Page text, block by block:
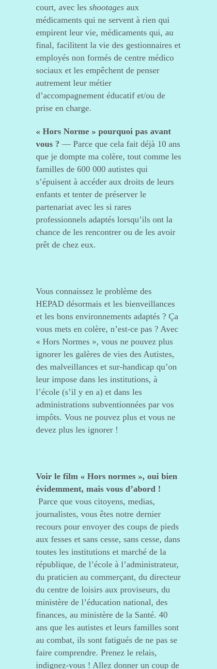
court, avec les shootages aux
médicaments qui ne servent à rien qui
empirent leur vie, médicaments qui, au
final, facilitent la vie des gestionnaires et
employés non formés de centre médico
sociaux et les empêchent de penser
autrement leur métier
d’accompagnement éducatif et/ou de
prise en charge.
« Hors Norme » pourquoi pas avant
vous ? — Parce que cela fait déjà 10 ans
que je dompte ma colère, tout comme les
familles de 600 000 autistes qui
s’épuisent à accéder aux droits de leurs
enfants et tenter de préserver le
partenariat avec les si rares
professionnels adaptés lorsqu’ils ont la
chance de les rencontrer ou de les avoir
prêt de chez eux.
Vous connaissez le problème des
HEPAD désormais et les bienveillances
et les bons environnements adaptés ? Ça
vous mets en colère, n’est-ce pas ? Avec
« Hors Normes », vous ne pouvez plus
ignorer les galères de vies des Autistes,
des malveillances et sur-handicap qu’on
leur impose dans les institutions, à
l’école (s’il y en a) et dans les
administrations subventionnées par vos
impôts. Vous ne pouvez plus et vous ne
devez plus les ignorer !
Voir le film « Hors normes », oui bien
évidemment, mais vous d’abord !
Parce que vous citoyens, medias,
journalistes, vous êtes notre dernier
recours pour envoyer des coups de pieds
aux fesses et sans cesse, sans cesse, dans
toutes les institutions et marché de la
république, de l’école à l’administrateur,
du praticien au commerçant, du directeur
du centre de loisirs aux proviseurs, du
ministère de l’éducation national, des
finances, au ministère de la Santé. 40
ans que les autistes et leurs familles sont
au combat, ils sont fatigués de ne pas se
faire comprendre. Prenez le relais,
indignez-vous ! Allez donner un coup de